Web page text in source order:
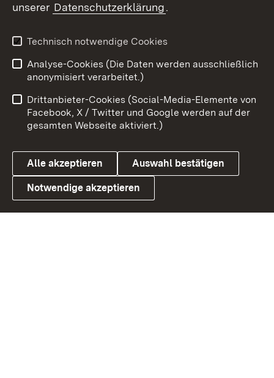
Youtube
Link zum Landesportal
Impressum
Kontakt
Barrierefreiheit
Datenschutz
Cookies
unserer Datenschutzerklärung.
Technisch notwendige Cookies
Analyse-Cookies (Die Daten werden ausschließlich
anonymisiert verarbeitet.)
Drittanbieter-Cookies (Social-Media-Elemente von
Facebook, X / Twitter und Google werden auf der
gesamten Webseite aktiviert.)
Alle akzeptieren Auswahl bestätigen
Notwendige akzeptieren